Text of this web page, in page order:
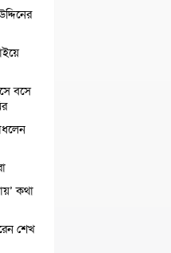
বসে
কথা
শেখ